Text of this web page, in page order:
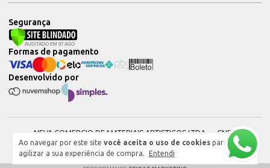
Ao navegar por este site você aceita o uso de cookies para
agilizar a sua experiência de compra.
Entendi
Segurança
Desenvolvido por
Formas de pagamento
NEVA COMERCIO DE MATERIAIS ARTISTICOS LTDA — CNPJ:
51604544000101 © 2026. Todos os direitos reservados.